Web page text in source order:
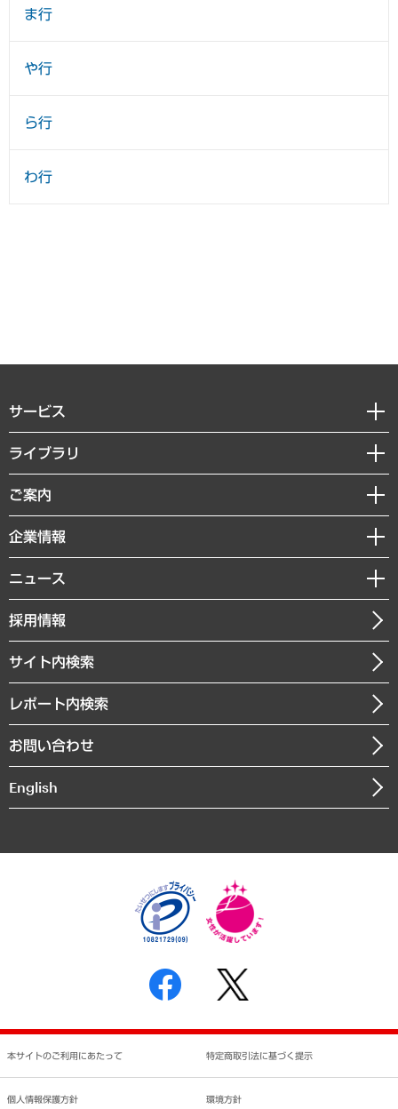
ま行
や行
ら行
わ行
サービス
経営戦略
組織・人事戦略
デジタルイノベーション
共生・ダイバーシティ
GRC（ガバナンス・リスク・コンプライアンス）・防災（政策）
経済・産業・雇用・労働
まちづくり・観光・交通・スポーツ・スマートシティ
自然資源・農林水産業・食料システム
ライブラリ
経済調査
レポート
コラム
経営用語集
受託・受注実績（官公庁関連）
メディア掲載・出演
ご案内
セミナー・イベント情報
MUFGビジネスセミナー
受託案件情報
企業情報
私たちの想い
社長メッセージ
会社概要
沿革
組織図・本部部室紹介
インドネシア現地法人
個人情報保護方針
反社会的勢力に対する基本方針
書面による個人情報の開示等の請求の手続きについて
ニュース
ニュースリリース
お知らせ
採用情報
サイト内検索
レポート内検索
お問い合わせ
English
本サイトのご利用にあたって 特定商取引法に基づく提示
個人情報保護方針 環境方針